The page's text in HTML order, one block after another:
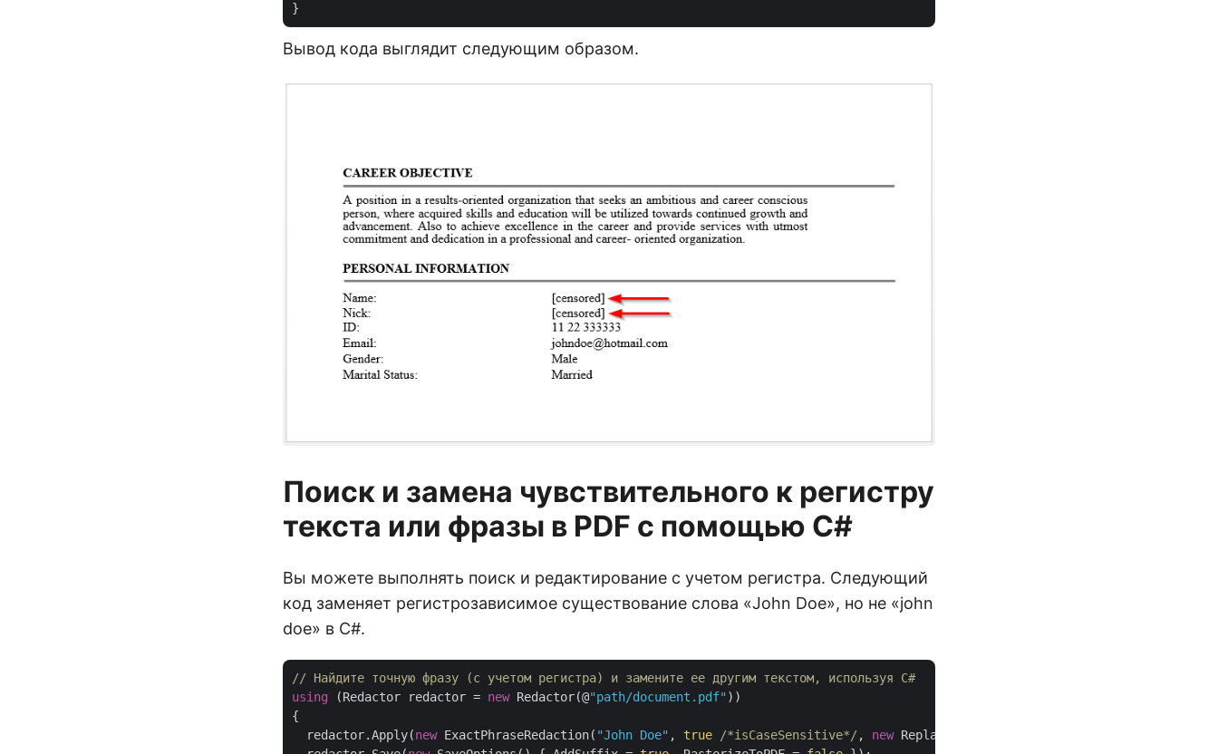
Вывод кода выглядит следующим образом.
Поиск и замена чувствительного к регистру
текста или фразы в PDF с помощью C#
Вы можете выполнять поиск и редактирование с учетом регистра. Следующий
код заменяет регистрозависимое существование слова «John Doe», но не «john
doe» в C#.
// Найдите точную фразу (с учетом регистра) и замените ее другим текстом, используя С#
using (Redactor redactor = new Redactor(@"path/document.pdf" ))
{
  redactor.Apply(
new ExactPhraseRedaction( "John Doe" , true /*isCaseSensitive*/ , new ReplacementOptions(